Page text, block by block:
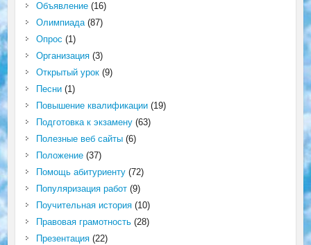
Объявление(16)
Олимпиада(87)
Опрос (1)
Организация(3)
Открытый урок(9)
Песни(1)
Повышение квалификации(19)
Подготовка к экзамену(63)
Полезные веб сайты(6)
Положение(37)
Помощь абитуриенту(72)
Популяризация работ(9)
Поучительная история(10)
Правовая грамотность(28)
Презентация(22)